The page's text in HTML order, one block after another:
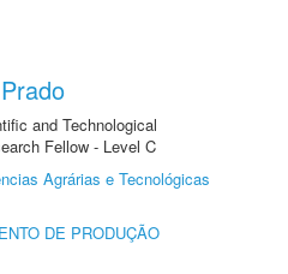
and Technological
Fellow - Level C
Agrárias e Tecnológicas
DE PRODUÇÃO